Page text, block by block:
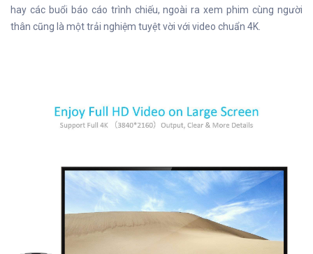
hay các buổi báo cáo trình chiếu, ngoài ra xem phim cùng người
thân cũng là một trải nghiệm tuyệt vời với video chuẩn 4K.